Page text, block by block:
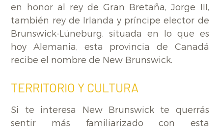
en honor al rey de Gran Bretaña, Jorge III,
también rey de Irlanda y príncipe elector de
Brunswick-Lüneburg, situada en lo que es
hoy Alemania, esta provincia de Canadá
recibe el nombre de New Brunswick.
TERRITORIO Y CULTURA
Si te interesa New Brunswick te querrás
sentir más familiarizado con esta